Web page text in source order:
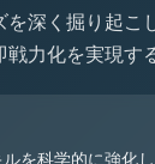
深く掘り起こ
力化を実現す
を科学的に強化